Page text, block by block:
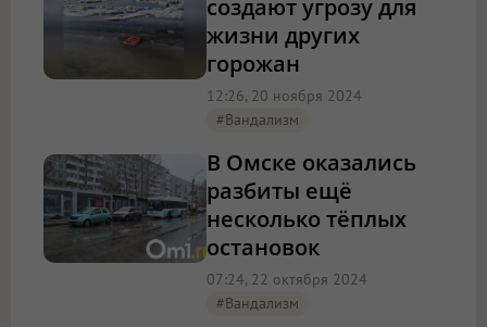
создают угрозу для
жизни других
горожан
12:26, 20 ноября 2024
#вандализм
В Омске оказались
разбиты ещё
несколько тёплых
остановок
07:24, 22 октября 2024
#вандализм